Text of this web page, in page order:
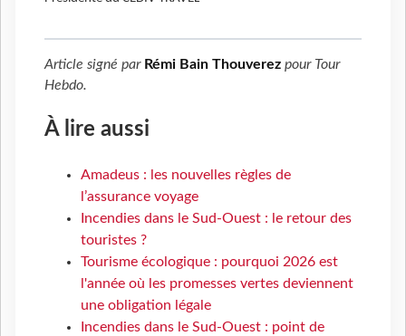
Article signé par Rémi Bain Thouverez pour Tour
Hebdo.
À lire aussi
Amadeus : les nouvelles règles de
l’assurance voyage
Incendies dans le Sud-Ouest : le retour des
touristes ?
Tourisme écologique : pourquoi 2026 est
l'année où les promesses vertes deviennent
une obligation légale
Incendies dans le Sud-Ouest : point de